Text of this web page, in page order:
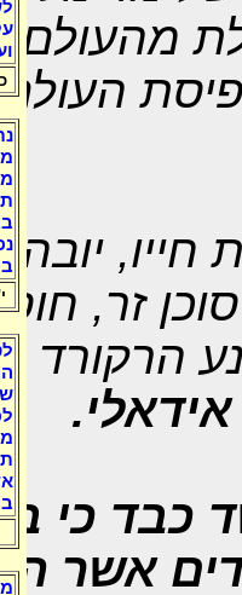
מהעולם
זר,
הרקורד
כי
אשר